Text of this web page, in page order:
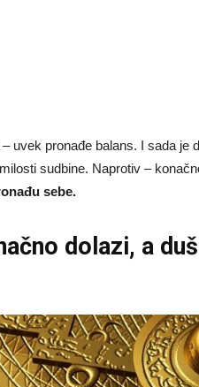
uvek pronađe balans. I sada je
sudbine. Naprotiv –
sebe.
dolazi, a